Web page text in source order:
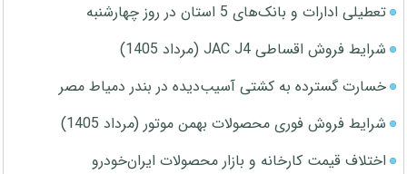
تعطیلی ادارات و بانک‌های 5 استان در روز چهارشنبه
شرایط فروش اقساطی JAC J4 (مرداد 1405)
خسارت گسترده به کشتی آسیب‌دیده در بندر دمیاط مصر
شرایط فروش فوری محصولات بهمن موتور (مرداد 1405)
اختلاف قیمت کارخانه و بازار محصولات ایران‌خودرو